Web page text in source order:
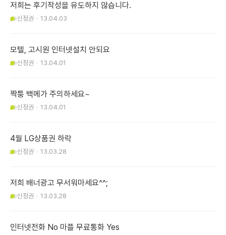
저희는 후기작성을 유도하지 않습니다.
신정권 13.04.03
모텔, 고시원 인터넷설치 안되요
신정권 13.04.01
짝퉁 백메가 주의하세요~
신정권 13.04.01
4월 LG상품권 하락
신정권 13.03.28
저희 배너광고 무서워마세요^^;
신정권 13.03.28
인터넷전화 No 마플 무료통화 Yes